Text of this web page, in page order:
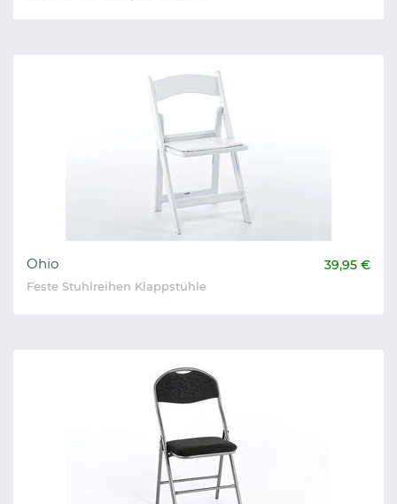
Ohio 39,95 €
Feste Stuhlreihen Klappstühle